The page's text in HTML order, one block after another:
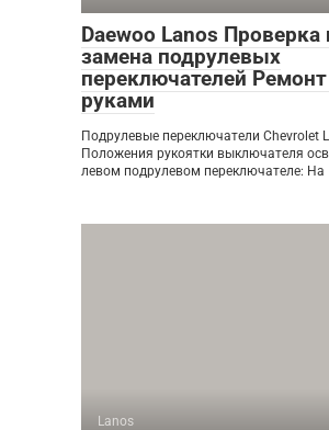
Daewoo Lanos Проверка
замена подрулевых
переключателей
руками
Подрулевые переключатели Chevrolet
Положения рукоятки выключателя
левом подрулевом переключателе: На
Lanos